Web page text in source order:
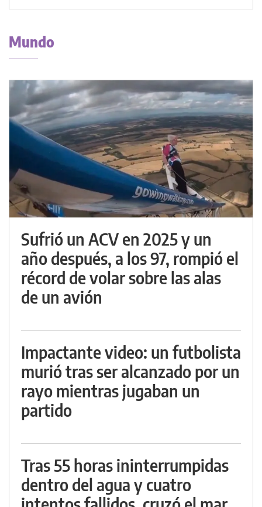
Mundo
Sufrió un ACV en 2025 y un
año después, a los 97, rompió el
récord de volar sobre las alas
de un avión
Impactante video: un futbolista
murió tras ser alcanzado por un
rayo mientras jugaban un
partido
Tras 55 horas ininterrumpidas
dentro del agua y cuatro